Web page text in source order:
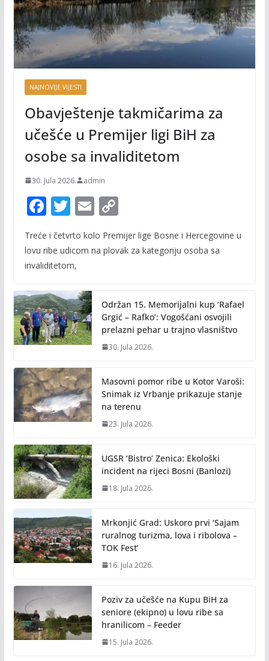
NAJNOVIJE VIJESTI
Obavještenje takmičarima za
učešće u Premijer ligi BiH za
osobe sa invaliditetom
30. Jula 2026. admin
F
ac
e
b
o
k
T
w
itt
er
E
m
ai
C
p
n
k
Treće i četvrto kolo Premijer lige Bosne i Hercegovine u
lovu ribe udicom na plovak za kategoriju osoba sa
invaliditetom,
Održan 15. Memorijalni kup ‘Rafael
Grgić – Rafko’: Vogošćani osvojili
prelazni pehar u trajno vlasništvo
30. Jula 2026.
Masovni pomor ribe u Kotor Varoši:
Snimak iz Vrbanje prikazuje stanje
na terenu
23. Jula 2026.
UGSR ‘Bistro’ Zenica: Ekološki
incident na rijeci Bosni (Banlozi)
18. Jula 2026.
Mrkonjić Grad: Uskoro prvi ‘Sajam
ruralnog turizma, lova i ribolova –
TOK Fest’
16. Jula 2026.
Poziv za učešće na Kupu BiH za
seniore (ekipno) u lovu ribe sa
hranilicom – Feeder
15. Jula 2026.